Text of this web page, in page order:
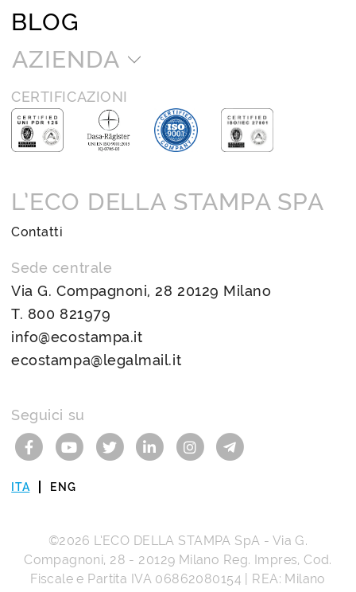
BLOG
AZIENDA
CERTIFICAZIONI
L’ECO DELLA STAMPA SPA
Contatti
Sede centrale
Via G. Compagnoni, 28 20129 Milano
T. 800 821979
info@ecostampa.it
ecostampa@legalmail.it
Seguici su
ITA ENG
©2026 L’ECO DELLA STAMPA SpA - Via G.
Compagnoni, 28 - 20129 Milano Reg. Impres, Cod.
Fiscale e Partita IVA 06862080154 | REA: Milano